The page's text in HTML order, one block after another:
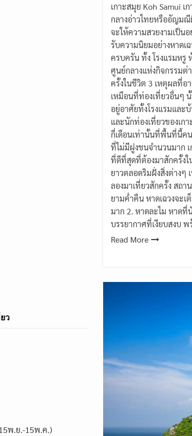
เกาะสมุย Koh Samui
กลางอ่าวไทยหรืออัญมณี
จะให้ความสวยงามเป็น
รับความนิยมอย่างหาดเ
ครบครัน ทั้ง โรงแรมหรู
ศูนย์กลางแห่งกิจกรรมต่
ครั้งในชีวิต 3 เหตุผลที่อ
เหมือนที่ท่องเที่ยวอื่นๆ
อยู่อาศัยทั้งโรงแรมแล
และนักท่องเที่ยวของเก
กี่เดือนเท่านั้นที่พื้นที่นี้คน
ที่ไม่มีฝูงชนจำนวนมาก
ที่ดีที่สุดที่ต้องมาสักครั้ง
ยาวตลอดริมฝั่งสิ่งต่างๆ
ลองมาเที่ยวสักครั้ง สถา
ยามค่ำคืน หาดเฉวงจะ
มาก 2. หาดละไม หาดที่
บรรยากาศที่เงียบสงบ
Read More
ว
พ.ย.-15พ.ค.)